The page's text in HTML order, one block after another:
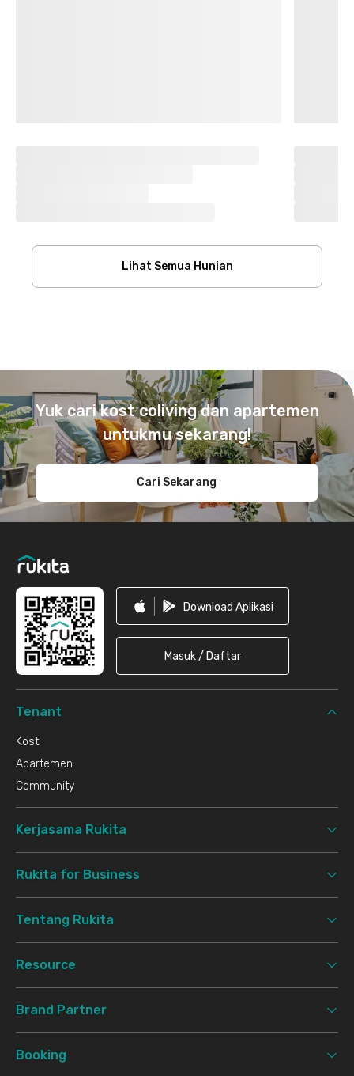
Lihat Semua Hunian
Yuk cari kost coliving dan apartemen
untukmu sekarang!
Cari Sekarang
Download Aplikasi
Masuk / Daftar
Tenant
Kost
Apartemen
Community
Kerjasama Rukita
Rukita for Business
Tentang Rukita
Resource
Brand Partner
Booking